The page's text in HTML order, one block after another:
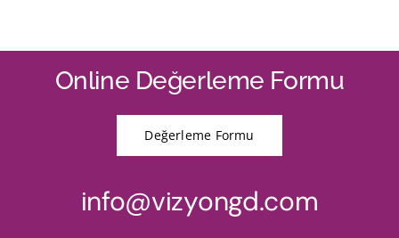
Online Değerleme Formu
Değerleme Formu
info@vizyongd.com